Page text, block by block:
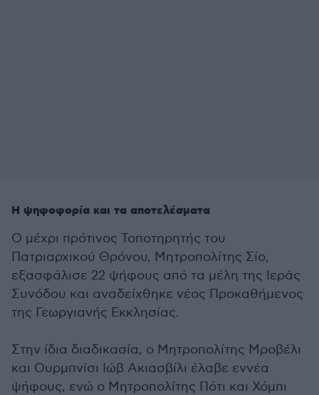
Η ψηφοφορία και τα αποτελέσματα
Ο μέχρι πρότινος Τοποτηρητής του
Πατριαρχικού Θρόνου, Μητροπολίτης Σίο,
εξασφάλισε 22 ψήφους από τα μέλη της Ιεράς
Συνόδου και αναδείχθηκε νέος Προκαθήμενος
της Γεωργιανής Εκκλησίας.
Στην ίδια διαδικασία, ο Μητροπολίτης Μροβέλι
και Ουρμπνίσι Ιώβ Ακιασβίλι έλαβε εννέα
ψήφους, ενώ ο Μητροπολίτης Πότι και Χόμπι